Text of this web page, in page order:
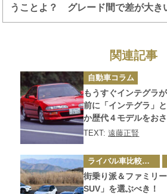
うことよ？ グレード間で差が大き
分の価値」はあるのか
関連記事
カ
テ
ゴ
リ
ー
自動車コラム
もうすぐインテグラ
前に「インテグラ」
か歴代４モデルをお
TEXT:遠藤正賢
カ
テ
ゴ
リ
ー
ライバル車比較テスト
街乗り派＆ファミリ
SUV」を選ぶべき！